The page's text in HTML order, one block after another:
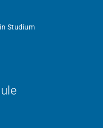
Studium